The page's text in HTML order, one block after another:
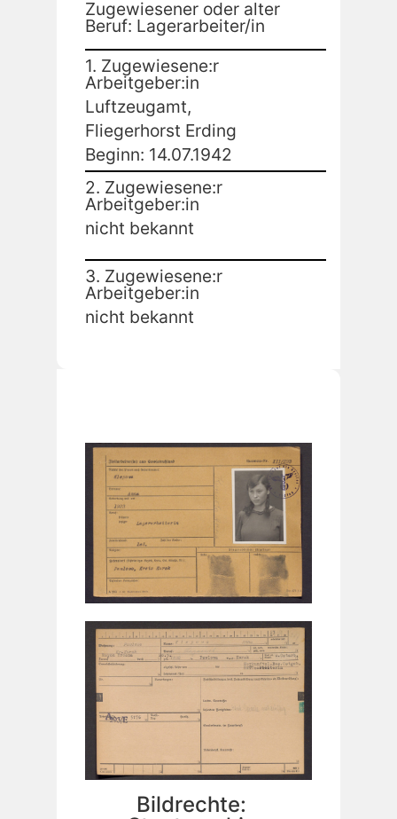
Zugewiesener oder alter
Beruf: Lagerarbeiter/in
1. Zugewiesene:r
Arbeitgeber:in
Luftzeugamt,
Fliegerhorst Erding
Beginn: 14.07.1942
2. Zugewiesene:r
Arbeitgeber:in
nicht bekannt
3. Zugewiesene:r
Arbeitgeber:in
nicht bekannt
Bildrechte: